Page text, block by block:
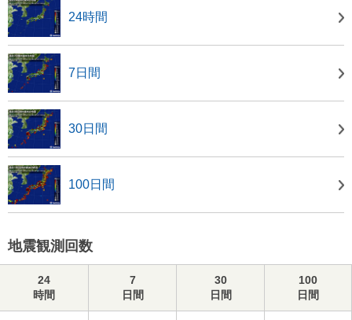
24時間
7日間
30日間
100日間
地震観測回数
24
時間
7
日間
30
日間
100
日間